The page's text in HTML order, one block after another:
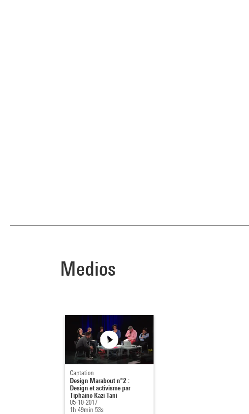
Medios
Captation
Design Marabout n°2 :
Design et activisme par
Tiphaine Kazi-Tani
05-10-2017
1h 49min 53s